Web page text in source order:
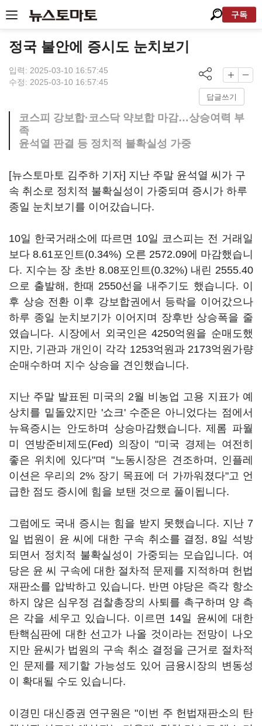
구독
정국 불안에 증시도 눈치보기
입력: 2025-03-10 16:57:45
수정: 2025-03-10 16:57:45
답글쓰기
코스피 강보합·코스닥 약보합 마감…상승여력 부
족
윤석열 판결 등 정치적 불확실성 가중
[뉴스토마토 김주하 기자] 지난 주말 윤석열 씨가 구
속 취소로 정치적 불확실성이 가중되며 증시가 하루
종일 눈치보기를 이어갔습니다.
10일 한국거래소에 따르면 10일 코스피는 전 거래일
보다 8.61포인트(0.34%) 오른 2572.09에 마감했습니
다. 지수는 장 초반 8.08포인트(0.32%) 내린 2555.40
으로 출발해, 한때 2550선을 내주기도 했습니다. 이
후 상승 전환 이후 강보합권에서 등락을 이어갔으나
하루 종일 눈치보기가 이어지며 장후반 상승폭을 줄
였습니다. 시장에서 외국인은 4250억원을 순매도했
지만, 기관과 개인이 각각 1253억원과 2173억원가량
순매수하며 지수 상승을 견인했습니다.
지난 주말 발표된 미국의 2월 비농업 고용 지표가 예
상치를 밑돌았지만 '쇼크' 수준은 아니었다는 점에서
뉴욕증시는 안도하며 상승마감했습니다. 제롬 파월
미 연방준비제도(Fed) 의장이 "미국 경제는 여전히
좋은 위치에 있다"며 "노동시장은 견조하며, 인플레
이션은 우리의 2% 장기 목표에 더 가까워졌다"고 언
급한 점도 증시에 힘을 보탠 것으로 풀이됩니다.
그럼에도 국내 증시는 힘을 받지 못했습니다. 지난 7
일 법원이 윤 씨에 대한 구속 취소를 결정, 8일 석방
되면서 정치적 불확실성이 가중되는 모습입니다. 여
당은 윤 씨 구속에 대한 절차적 문제를 지적하며 헌법
재판소를 압박하고 있습니다. 반면 야당은 즉각 항소
하지 않은 심우정 검찰총장의 사퇴를 촉구하며 양 측
은 각을 세우고 있습니다. 이르면 14일 윤씨에 대한
탄핵심판에 대한 선고가 나올 것이라는 전망이 나오
지만 윤씨가 법원의 구속 취소 결정을 근거로 절차적
인 문제를 제기할 가능성도 있어 금융시장의 변동성
이 확대될 수도 있습니다.
이경민 대신증권 연구원은 "이번 주 헌법재판소의 탄